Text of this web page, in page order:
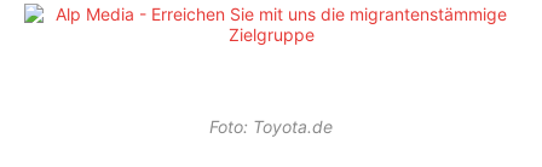
Foto: Toyota.de